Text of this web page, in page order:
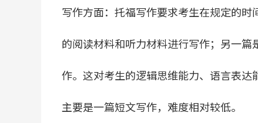
写作方面：托福写作要求考生在规定的
的阅读材料和听力材料进行写作；另一
作。这对考生的逻辑思维能力、语言表
主要是一篇短文写作，难度相对较低。